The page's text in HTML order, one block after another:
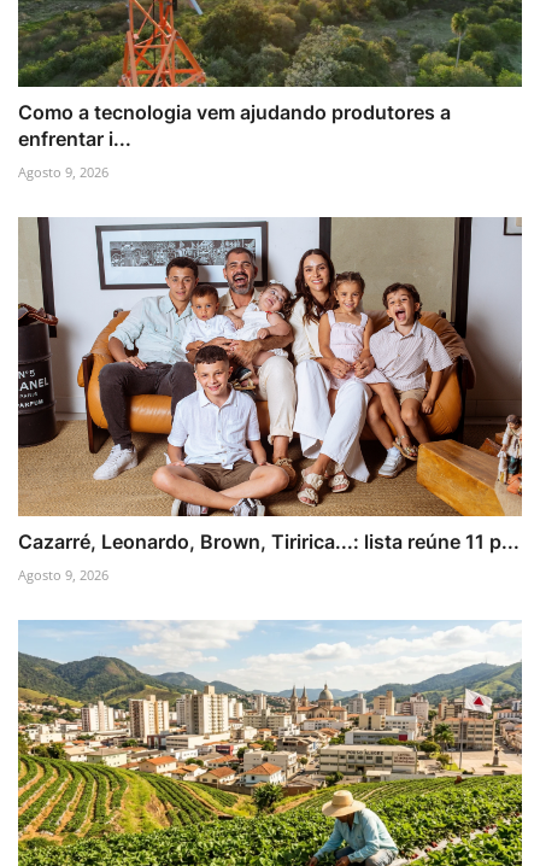
Como a tecnologia vem ajudando produtores a
enfrentar i...
Agosto 9, 2026
Cazarré, Leonardo, Brown, Tiririca...: lista reúne 11 p...
Agosto 9, 2026